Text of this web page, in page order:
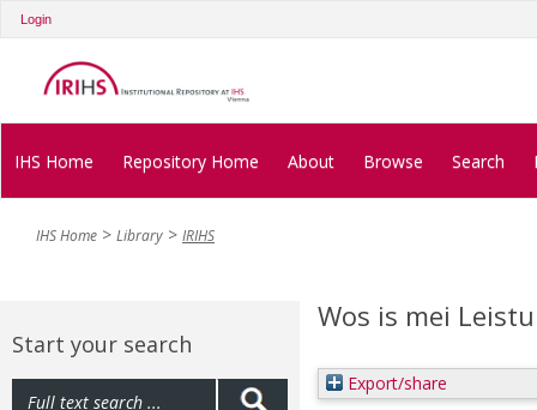
Login
IHS Home Repository Home About Browse Search
IHS Home Library IRIHS
Start your search
Wos is mei
Export/share